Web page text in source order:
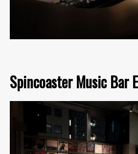
Spincoaster Music Bar